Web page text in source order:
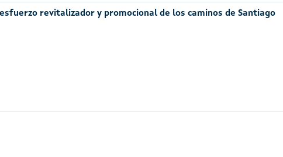
revitalizador y promocional de los caminos de Santiago